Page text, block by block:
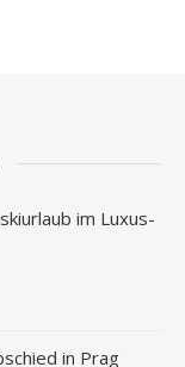
im Luxus-
in Prag